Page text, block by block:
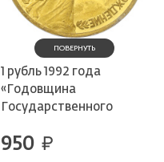
ПОВЕРНУТЬ
1 рубль 1992 года
«Годовщина
Государственного
(Позолота)
950 руб.